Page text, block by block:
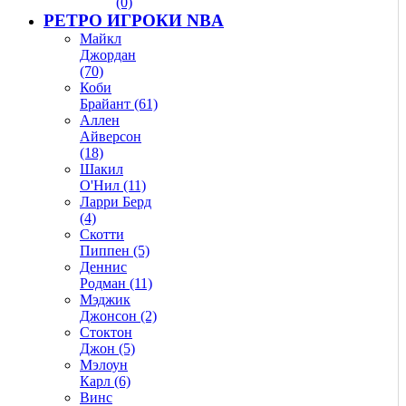
РЕТРО ИГРОКИ NBA
Майкл
Джордан
(70)
Коби
Брайант (61)
Аллен
Айверсон
(18)
Шакил
О'Нил (11)
Ларри Берд
(4)
Скотти
Пиппен (5)
Деннис
Родман (11)
Мэджик
Джонсон (2)
Стоктон
Джон (5)
Мэлоун
Карл (6)
Винс